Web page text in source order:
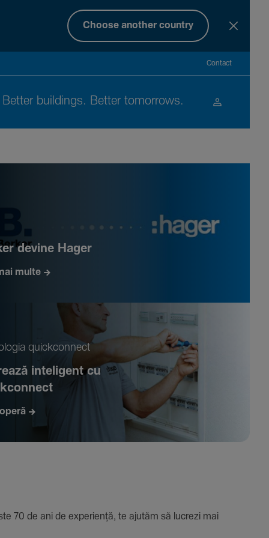
Choose another country
Contact
Better buil­dings. Better tomor­rows.
devine Hager
multe
quickconnect
inte­li­gent cu
de ani de expe­riență, te ajutăm să lucrezi mai